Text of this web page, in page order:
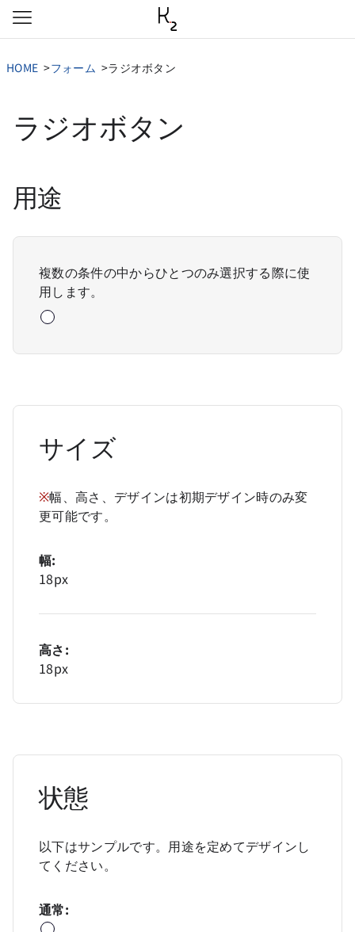
本文へ移動
HOME フォーム ラジオボタン
ラジオボタン
用途
複数の条件の中からひとつのみ選択する際に使
用します。
サイズ
※幅、高さ、デザインは初期デザイン時のみ変
更可能です。
幅:
18px
高さ:
18px
状態
以下はサンプルです。用途を定めてデザインし
てください。
通常: